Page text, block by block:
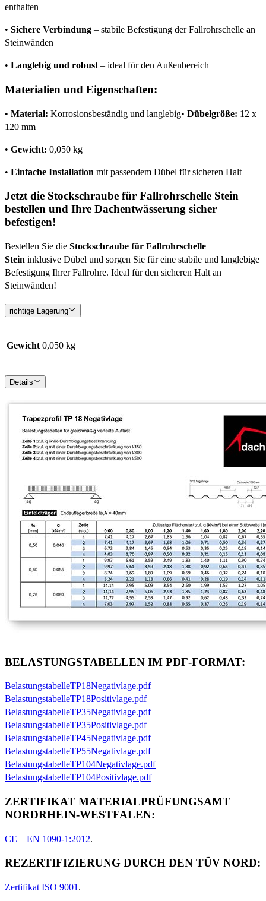
enthalten
• Sichere Verbindung – stabile Befestigung der Fallrohrschelle an
Steinwänden
• Langlebig und robust – ideal für den Außenbereich
Materialien und Eigenschaften:
• Material: Korrosionsbeständig und langlebig• Dübelgröße: 12 x
120 mm
• Gewicht: 0,050 kg
• Einfache Installation mit passendem Dübel für sicheren Halt
Jetzt die Stockschraube für Fallrohrschelle Stein
bestellen und Ihre Dachentwässerung sicher
befestigen!
Bestellen Sie die Stockschraube für Fallrohrschelle
Stein inklusive Dübel und sorgen Sie für eine stabile und langlebige
Befestigung Ihrer Fallrohre. Ideal für den sicheren Halt an
Steinwänden!
richtige Lagerung
Gewicht 0,050 kg
Details
BELASTUNGSTABELLEN IM PDF-FORMAT:
BelastungstabelleTP18Negativlage.pdf
BelastungstabelleTP18Positivlage.pdf
BelastungstabelleTP35Negativlage.pdf
BelastungstabelleTP35Positivlage.pdf
BelastungstabelleTP45Negativlage.pdf
BelastungstabelleTP55Negativlage.pdf
BelastungstabelleTP104Negativlage.pdf
BelastungstabelleTP104Positivlage.pdf
ZERTIFIKAT MATERIALPRÜFUNGSAMT
NORDRHEIN-WESTFALEN:
CE – EN 1090-1:2012.
REZERTIFIZIERUNG DURCH DEN TÜV NORD:
Zertifikat ISO 9001 .